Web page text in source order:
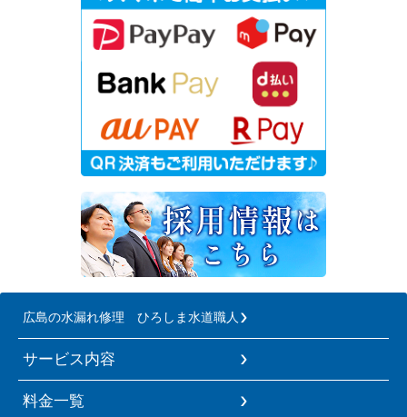
広島の水漏れ修理 ひろしま水道職人
サービス内容
料金一覧